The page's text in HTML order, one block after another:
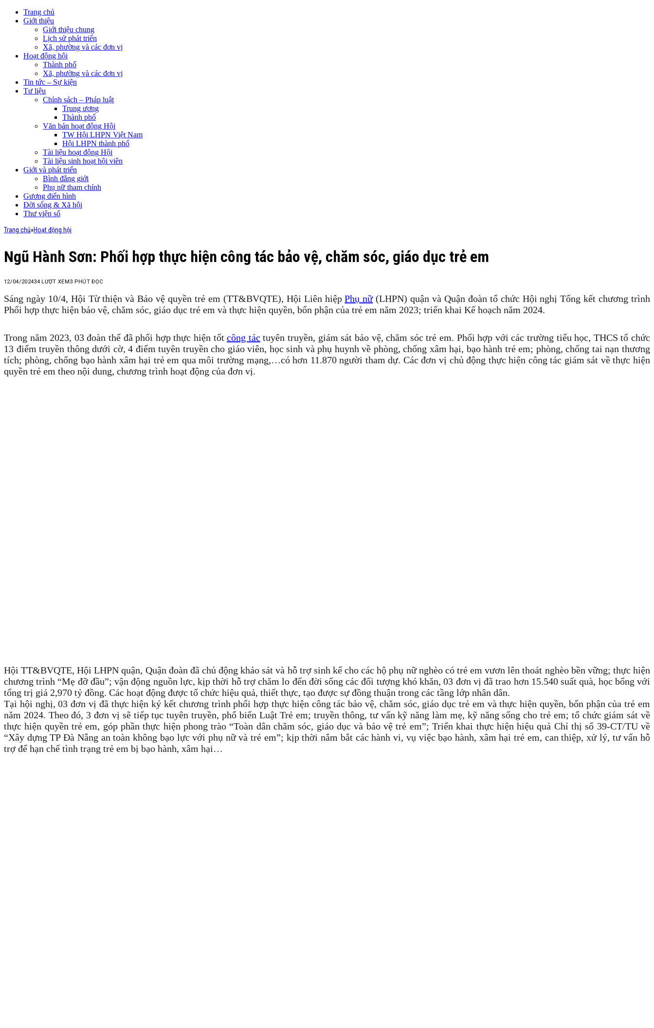
Trang chủ
Giới thiệu
Giới thiệu chung
Lịch sử phát triển
Xã, phường và các đơn vị
Hoạt động hội
Thành phố
Xã, phường và các đơn vị
Tin tức – Sự kiện
Tư liệu
Chính sách – Pháp luật
Trung ương
Thành phố
Văn bản hoạt động Hội
TW Hội LHPN Việt Nam
Hội LHPN thành phố
Tài liệu hoạt động Hội
Tài liệu sinh hoạt hội viên
Giới và phát triển
Bình đẳng giới
Phụ nữ tham chính
Gương điển hình
Đời sống & Xã hội
Thư viện số
Trang chủ»Hoạt động hội
Ngũ Hành Sơn: Phối hợp thực hiện công tác bảo vệ, chăm sóc, giáo dục trẻ em
12/04/202434 LƯỢT XEM 3 PHÚT ĐỌC
Sáng ngày 10/4, Hội Từ thiện và Bảo vệ quyền trẻ em (TT&BVQTE), Hội Liên hiệpPhụ nữ(LHPN) quận và Quận đoàn tổ chức Hội nghị Tổng kết chương trình
Phối hợp thực hiện bảo vệ, chăm sóc, giáo dục trẻ em và thực hiện quyền, bổn phận của trẻ em năm 2023; triển khai Kế hoạch năm 2024.
Trong năm 2023, 03 đoàn thể đã phối hợp thực hiện tốtcông tác tuyên truyền, giám sát bảo vệ, chăm sóc trẻ em. Phối hợp với các trường tiểu học, THCS tổ chức
13 điểm truyền thông dưới cờ, 4 điểm tuyên truyền cho giáo viên, học sinh và phụ huynh về phòng, chống xâm hại, bạo hành trẻ em; phòng, chống tai nạn thương
tích; phòng, chống bạo hành xâm hại trẻ em qua môi trường mạng,…có hơn 11.870 người tham dự. Các đơn vị chủ động thực hiện công tác giám sát về thực hiện
quyền trẻ em theo nội dung, chương trình hoạt động của đơn vị.
Hội TT&BVQTE, Hội LHPN quận, Quận đoàn đã chủ động khảo sát và hỗ trợ sinh kế cho các hộ phụ nữ nghèo có trẻ em vươn lên thoát nghèo bền vững; thực hiện
chương trình “Mẹ đỡ đầu”; vận động nguồn lực, kịp thời hỗ trợ chăm lo đến đời sống các đối tượng khó khăn, 03 đơn vị đã trao hơn 15.540 suất quà, học bổng với
tổng trị giá 2,970 tỷ đồng. Các hoạt động được tổ chức hiệu quả, thiết thực, tạo được sự đồng thuận trong các tầng lớp nhân dân.
Tại hội nghị, 03 đơn vị đã thực hiện ký kết chương trình phối hợp thực hiện công tác bảo vệ, chăm sóc, giáo dục trẻ em và thực hiện quyền, bổn phận của trẻ em
năm 2024. Theo đó, 3 đơn vị sẽ tiếp tục tuyên truyền, phổ biến Luật Trẻ em; truyền thông, tư vấn kỹ năng làm mẹ, kỹ năng sống cho trẻ em; tổ chức giám sát về
thực hiện quyền trẻ em, góp phần thực hiện phong trào “Toàn dân chăm sóc, giáo dục và bảo vệ trẻ em”; Triển khai thực hiện hiệu quả Chỉ thị số 39-CT/TU về
“Xây dựng TP Đà Nẵng an toàn không bạo lực với phụ nữ và trẻ em”; kịp thời nắm bắt các hành vi, vụ việc bạo hành, xâm hại trẻ em, can thiệp, xử lý, tư vấn hỗ
trợ để hạn chế tình trạng trẻ em bị bạo hành, xâm hại…